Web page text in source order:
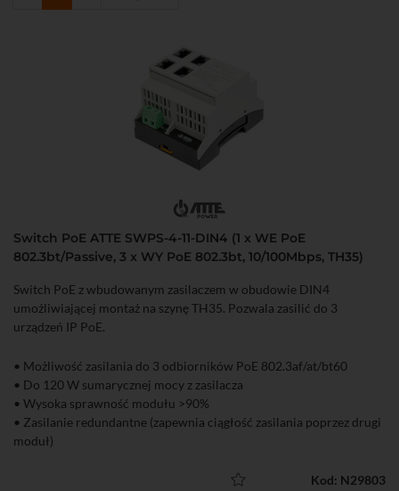
Switch PoE ATTE SWPS-4-11-DIN4 (1 x WE PoE
802.3bt/Passive, 3 x WY PoE 802.3bt, 10/100Mbps, TH35)
Switch PoE z wbudowanym zasilaczem w obudowie DIN4
umożliwiającej montaż na szynę TH35. Pozwala zasilić do 3
urządzeń IP PoE.
• Możliwość zasilania do 3 odbiorników PoE 802.3af/at/bt60
• Do 120 W sumarycznej mocy z zasilacza
• Wysoka sprawność modułu >90%
• Zasilanie redundantne (zapewnia ciągłość zasilania poprzez drugi
moduł)
Kod: N29803